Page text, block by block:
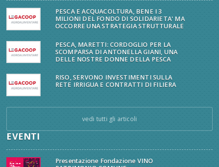
PESCA E ACQUACOLTURA, BENE I 3
MILIONI DEL FONDO DI SOLIDARIETA' MA
OCCORRE UNA STRATEGIA STRUTTURALE
PESCA, MARETTI: CORDOGLIO PER LA
SCOMPARSA DI ANTONELLA GIANI, UNA
DELLE NOSTRE DONNE DELLA PESCA
RISO, SERVONO INVESTIMENTI SULLA
RETE IRRIGUA E CONTRATTI DI FILIERA
vedi tutti gli articoli
EVENTI
Presentazione Fondazione VINO